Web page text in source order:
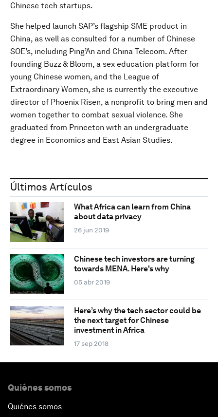
Chinese tech startups.
She helped launch SAP’s flagship SME product in
China, as well as consulted for a number of Chinese
SOE’s, including Ping’An and China Telecom. After
founding Buzz & Bloom, a sex education platform for
young Chinese women, and the League of
Extraordinary Women, she is currently the executive
director of Phoenix Risen, a nonprofit to bring men and
women together to combat sexual violence. She
graduated from Princeton with an undergraduate
degree in Economics and East Asian Studies.
Últimos Artículos
What Africa can learn from China
about data privacy
26 jun 2019
Chinese tech investors are turning
towards MENA. Here's why
05 abr 2019
Here’s why the tech sector could be
the next target for Chinese
investment in Africa
17 sep 2018
Quiénes somos
Quiénes somos